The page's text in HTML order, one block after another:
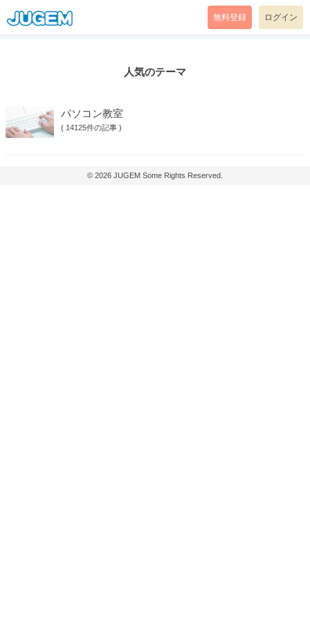
無料登録 ログイン
人気のテーマ
パソコン教室
( 14125件の記事 )
© 2026 JUGEM Some Rights Reserved.